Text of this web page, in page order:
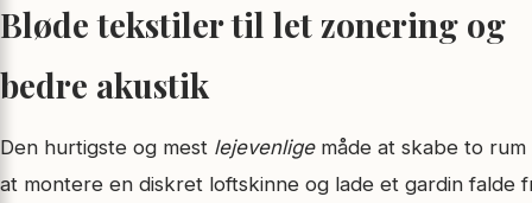
Bløde tekstiler til let zonering og
bedre akustik
Den hurtigste og mest lejevenligemåde at skabe to rum
at montere en diskret loftskinne og lade et gardin falde